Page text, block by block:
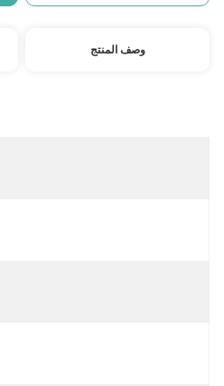
وصف المنتج